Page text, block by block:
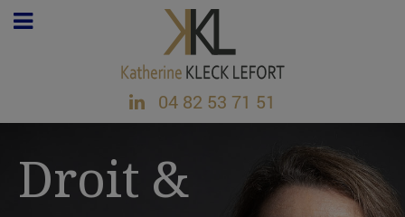
04 82 53 71 51
Droit &